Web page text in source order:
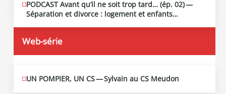
MAI
13
2026
PODCAST Avant qu’il ne soit trop tard… (ép. 02) —
Séparation et divorce : logement et enfants…
Web-série
MAI
10
UN POMPIER, UN CS — Sylvain au CS Meudon